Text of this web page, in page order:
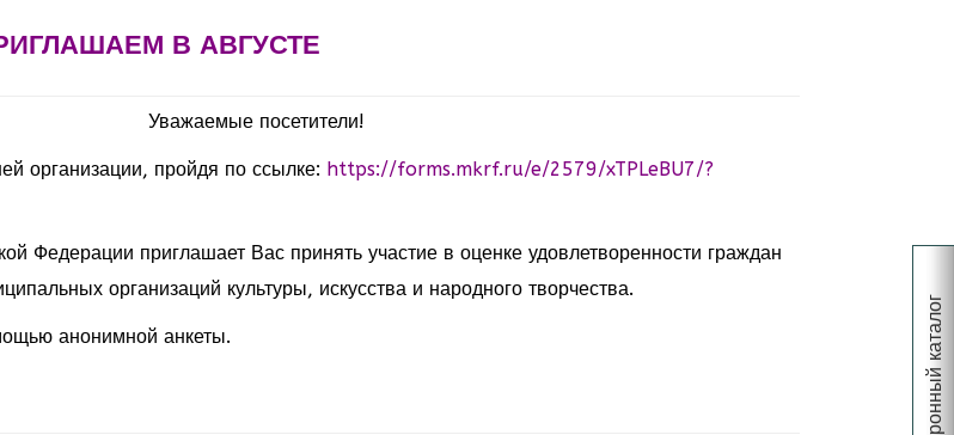
Электронный каталог
В АВГУСТЕ
Уважаемые посетители!
организации, пройдя по ссылке: https://forms.mkrf.ru/e/2579/xTPLeBU7/?
Федерации приглашает Вас принять участие в оценке удовлетворенности граждан
организаций культуры, искусства и народного творчества.
анонимной анкеты.